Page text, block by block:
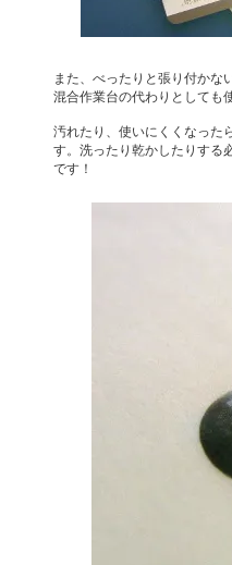
また、べったりと張り付かな
混合作業台の代わりとしても
汚れたり、使いにくくなった
す。洗ったり乾かしたりする
です！